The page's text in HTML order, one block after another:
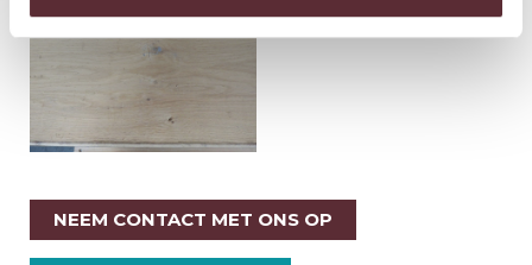
NEEM CONTACT MET ONS OP